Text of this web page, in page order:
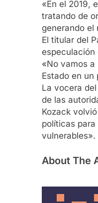
«En el 2019,
tratando de
generando el
El titular del
especulación
«No vamos
Estado en
La vocera
de las
Kozack
políticas
vulnerables».
About The